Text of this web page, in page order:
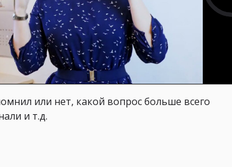
или нет, какой вопрос больше всего
и т.д.